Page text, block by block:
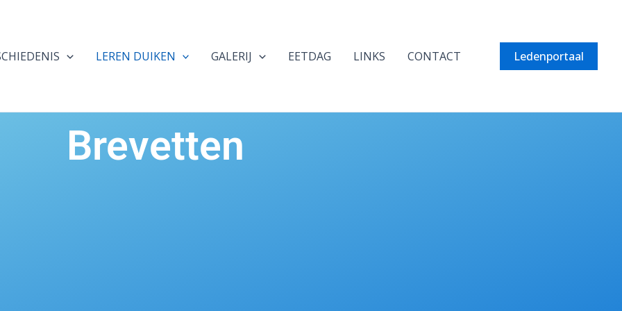
LEREN DUIKEN GALERIJ EETDAG LINKS CONTACT Ledenportaal
Brevetten